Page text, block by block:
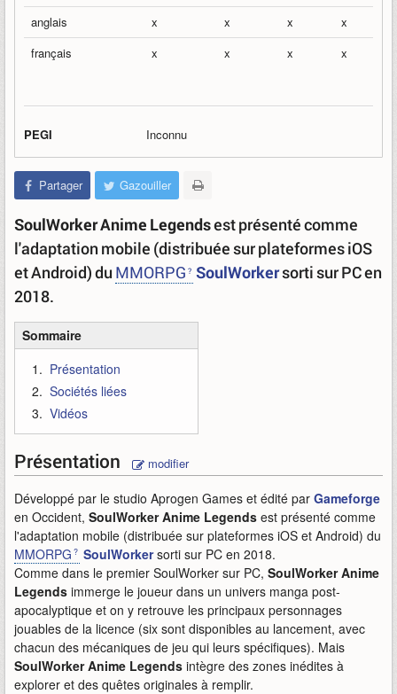
anglais
x x x
x
français
x x x x
PEGI Inconnu
Partager Gazouiller
SoulWorker Anime Legendsest présenté comme
l'adaptation mobile (distribuée sur plateformes iOS
et Android) du MMORPG SoulWorkersorti sur PC en
2018.
Sommaire
Présentation
Sociétés liées
Vidéos
Présentation modifier
Développé par le studio Aprogen Games et édité par Gameforge
en Occident, SoulWorker Anime Legends est présenté comme
l'adaptation mobile (distribuée sur plateformes iOS et Android) du
MMORPG
SoulWorkersorti sur PC en 2018.
Comme dans le premier SoulWorker sur PC, SoulWorker Anime
Legends immerge le joueur dans un univers manga post-
apocalyptique et on y retrouve les principaux personnages
jouables de la licence (six sont disponibles au lancement, avec
chacun des mécaniques de jeu qui leurs spécifiques). Mais
SoulWorker Anime Legends intègre des zones inédites à
explorer et des quêtes originales à remplir.